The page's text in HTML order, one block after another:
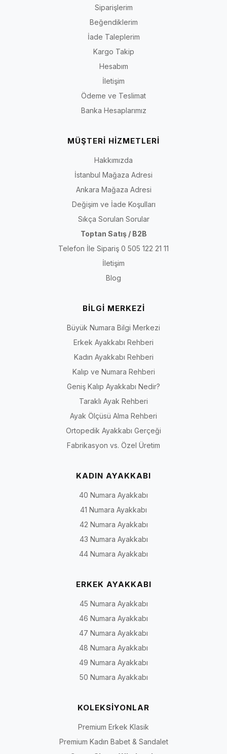
Siparişlerim
Beğendiklerim
İade Taleplerim
Kargo Takip
Hesabım
İletişim
Ödeme ve Teslimat
Banka Hesaplarımız
MÜŞTERİ HİZMETLERİ
Hakkımızda
İstanbul Mağaza Adresi
Ankara Mağaza Adresi
Değişim ve İade Koşulları
Sıkça Sorulan Sorular
Toptan Satış / B2B
Telefon İle Sipariş 0 505 122 21 11
İletişim
Blog
BİLGİ MERKEZİ
Büyük Numara Bilgi Merkezi
Erkek Ayakkabı Rehberi
Kadın Ayakkabı Rehberi
Kalıp ve Numara Rehberi
Geniş Kalıp Ayakkabı Nedir?
Taraklı Ayak Rehberi
Ayak Ölçüsü Alma Rehberi
Ortopedik Ayakkabı Gerçeği
Fabrikasyon vs. Özel Üretim
KADIN AYAKKABI
40 Numara Ayakkabı
41 Numara Ayakkabı
42 Numara Ayakkabı
43 Numara Ayakkabı
44 Numara Ayakkabı
ERKEK AYAKKABI
45 Numara Ayakkabı
46 Numara Ayakkabı
47 Numara Ayakkabı
48 Numara Ayakkabı
49 Numara Ayakkabı
50 Numara Ayakkabı
KOLEKSİYONLAR
Premium Erkek Klasik
Premium Kadın Babet & Sandalet